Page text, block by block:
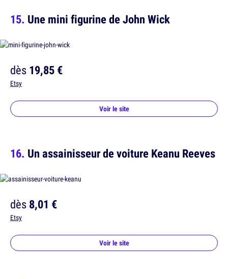
Une mini figurine de John Wick
dès19,85 €
Etsy
Voir le site
Un assainisseur de voiture Keanu Reeves
dès8,01 €
Etsy
Voir le site